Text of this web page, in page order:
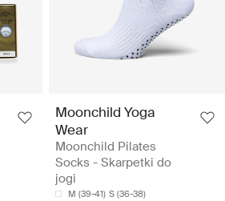
Moonchild Yoga
Wear
Moonchild Pilates
Socks - Skarpetki do
jogi
M (39-41) S (36-38)